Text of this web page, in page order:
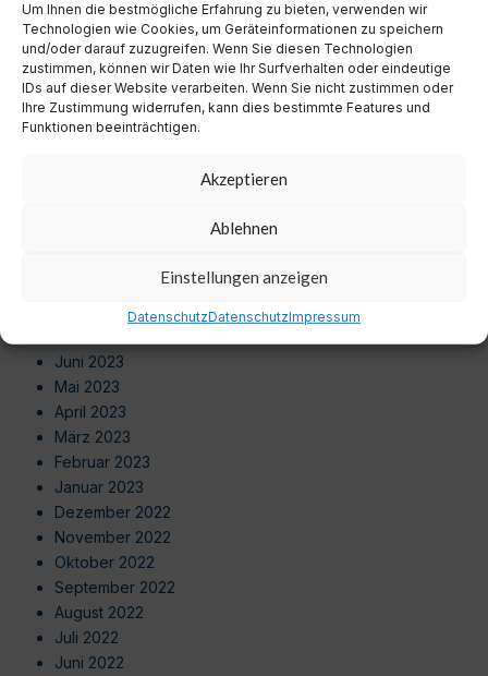
Um Ihnen die bestmögliche Erfahrung zu bieten, verwenden wir
Technologien wie Cookies, um Geräteinformationen zu speichern
und/oder darauf zuzugreifen. Wenn Sie diesen Technologien
zustimmen, können wir Daten wie Ihr Surfverhalten oder eindeutige
IDs auf dieser Website verarbeiten. Wenn Sie nicht zustimmen oder
Ihre Zustimmung widerrufen, kann dies bestimmte Features und
Funktionen beeinträchtigen.
Akzeptieren
Ablehnen
Einstellungen anzeigen
DatenschutzDatenschutzImpressum
August 2024
Juli 2024
Juni 2024
Mai 2024
April 2024
März 2024
September 2023
August 2023
Juni 2023
Mai 2023
April 2023
März 2023
Februar 2023
Januar 2023
Dezember 2022
November 2022
Oktober 2022
September 2022
August 2022
Juli 2022
Juni 2022